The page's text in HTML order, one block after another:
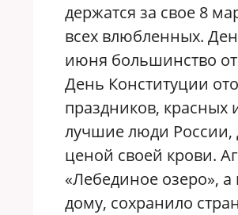
держатся за свое 8
всех влюбленных.
июня большинство
День Конституции
праздников, красных
лучшие люди России,
ценой своей крови.
«Лебединое озеро»,
дому, сохранило